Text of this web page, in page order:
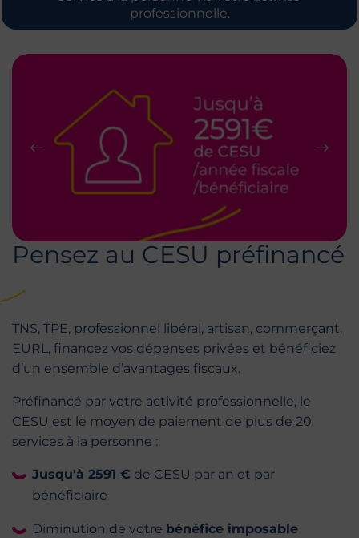
professionnelle.
Précédent
Pensez au CESU préfinancé
TNS, TPE, professionnel libéral, artisan, commerçant,
EURL, financez vos dépenses privées et bénéficiez
d’un ensemble d’avantages fiscaux.
Préfinancé par votre activité professionnelle, le
CESU est le moyen de paiement de plus de 20
services à la personne :
Jusqu'à 2591 € de CESU par an et par
bénéficiaire
Diminution de votre bénéfice imposable